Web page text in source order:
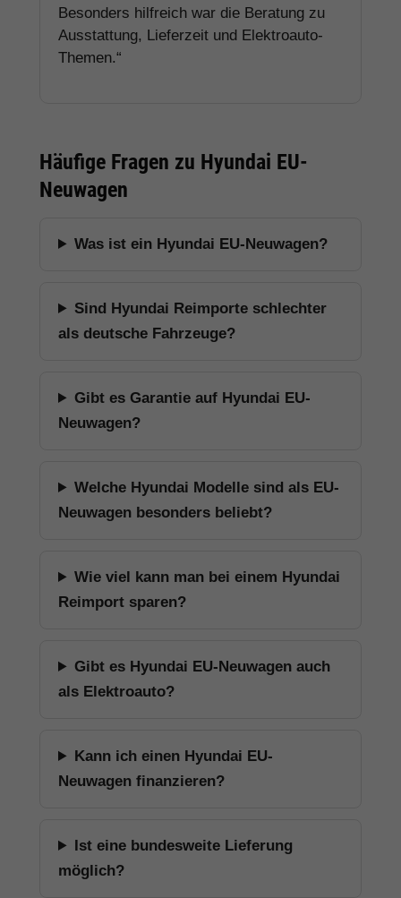
Besonders hilfreich war die Beratung zu
Ausstattung, Lieferzeit und Elektroauto-
Themen.“
Häufige Fragen zu Hyundai EU-
Neuwagen
Was ist ein Hyundai EU-Neuwagen?
Sind Hyundai Reimporte schlechter
als deutsche Fahrzeuge?
Gibt es Garantie auf Hyundai EU-
Neuwagen?
Welche Hyundai Modelle sind als EU-
Neuwagen besonders beliebt?
Wie viel kann man bei einem Hyundai
Reimport sparen?
Gibt es Hyundai EU-Neuwagen auch
als Elektroauto?
Kann ich einen Hyundai EU-
Neuwagen finanzieren?
Ist eine bundesweite Lieferung
möglich?